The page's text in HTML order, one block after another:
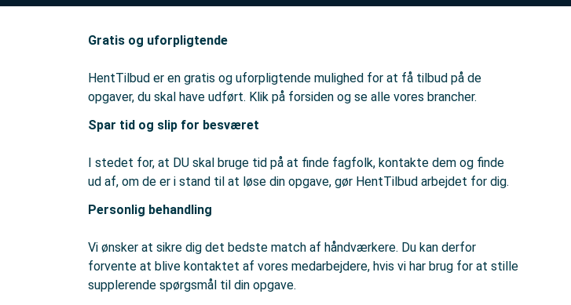
Gratis og uforpligtende
HentTilbud er en gratis og uforpligtende mulighed for at få tilbud på de
opgaver, du skal have udført. Klik på forsiden og se alle vores brancher.
Spar tid og slip for besværet
I stedet for, at DU skal bruge tid på at finde fagfolk, kontakte dem og finde
ud af, om de er i stand til at løse din opgave, gør HentTilbud arbejdet for dig.
Personlig behandling
Vi ønsker at sikre dig det bedste match af håndværkere. Du kan derfor
forvente at blive kontaktet af vores medarbejdere, hvis vi har brug for at stille
supplerende spørgsmål til din opgave.